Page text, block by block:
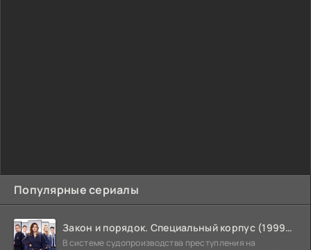
Популярные сериалы
Закон и порядок. Специальный корпус (1999-2026)
В системе судопроизводства преступления на